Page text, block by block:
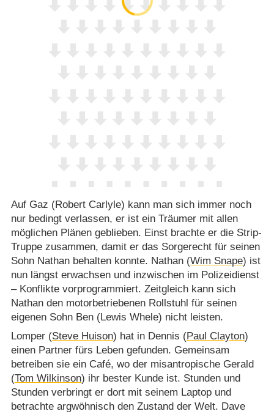
Auf Gaz (Robert Carlyle) kann man sich immer noch
nur bedingt verlassen, er ist ein Träumer mit allen
möglichen Plänen geblieben. Einst brachte er die Strip-
Truppe zusammen, damit er das Sorgerecht für seinen
Sohn Nathan behalten konnte. Nathan (Wim Snape) ist
nun längst erwachsen und inzwischen im Polizeidienst
– Konflikte vorprogrammiert. Zeitgleich kann sich
Nathan den motorbetriebenen Rollstuhl für seinen
eigenen Sohn Ben (Lewis Whele) nicht leisten.
Lomper (Steve Huison) hat in Dennis (Paul Clayton)
einen Partner fürs Leben gefunden. Gemeinsam
betreiben sie ein Café, wo der misantropische Gerald
(Tom Wilkinson) ihr bester Kunde ist. Stunden und
Stunden verbringt er dort mit seinem Laptop und
betrachte argwöhnisch den Zustand der Welt. Dave